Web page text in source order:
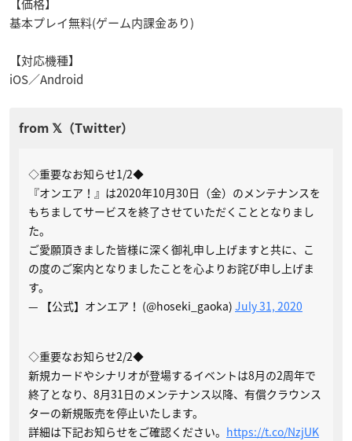
【価格】
基本プレイ無料(ゲーム内課金あり)
【対応機種】
iOS／Android
◇重要なお知らせ1/2◆
『オンエア！』は2020年10月30日（金）のメンテナンスを
もちましてサービスを終了させていただくこととなりまし
た。
ご愛願頂きました皆様に深く御礼申し上げますと共に、こ
の度のご案内となりましたことを心よりお詫び申し上げま
す。
— 【公式】オンエア！ (@hoseki_gaoka) July 31, 2020
◇重要なお知らせ2/2◆
新規カードやシナリオが登場するイベントは8月の2周年で
終了となり、8月31日のメンテナンス以降、有償クラウンス
ターの新規販売を停止いたします。
詳細は下記お知らせをご確認ください。 https://t.co/NzjUK